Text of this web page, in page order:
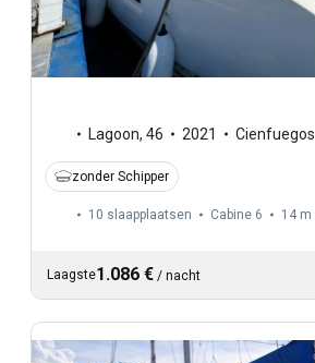
Lagoon, 46 2021 Cienfuegos
zonder Schipper
10 slaapplaatsen Cabine 6 14 m
Laagste1.086 € / nacht